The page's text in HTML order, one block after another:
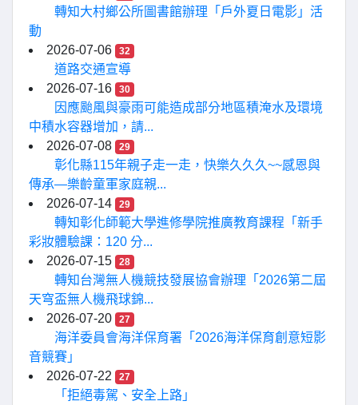
轉知大村鄉公所圖書館辦理「戶外夏日電影」活
動
2026-07-06
32
道路交通宣導
2026-07-16
30
因應颱風與豪雨可能造成部分地區積淹水及環境
中積水容器增加，請...
2026-07-08
29
彰化縣115年親子走一走，快樂久久久~~感恩與
傳承—樂齡童軍家庭親...
2026-07-14
29
轉知彰化師範大學進修學院推廣教育課程「新手
彩妝體驗課：120 分...
2026-07-15
28
轉知台灣無人機競技發展協會辦理「2026第二屆
天穹盃無人機飛球錦...
2026-07-20
27
海洋委員會海洋保育署「2026海洋保育創意短影
音競賽」
2026-07-22
27
「拒絕毒駕、安全上路」